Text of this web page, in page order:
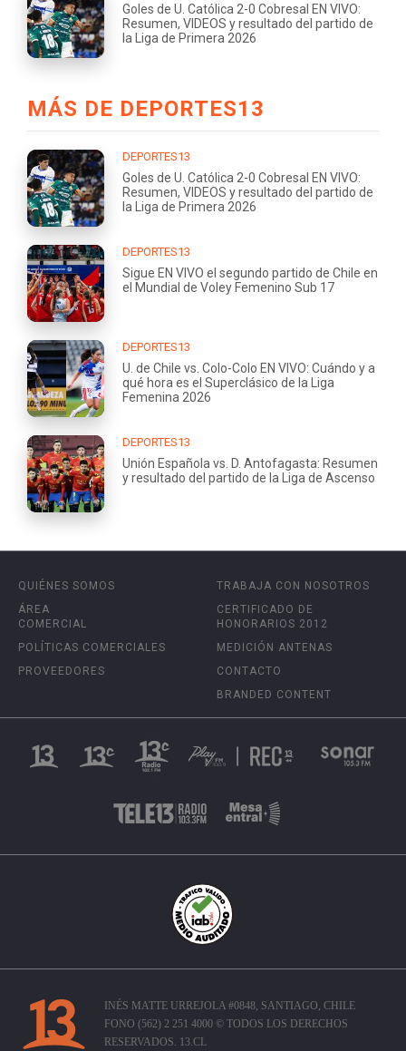
Goles de U. Católica 2-0 Cobresal EN VIVO:
Resumen, VIDEOS y resultado del partido de
la Liga de Primera 2026
MÁS DE DEPORTES13
DEPORTES13
Goles de U. Católica 2-0 Cobresal EN VIVO:
Resumen, VIDEOS y resultado del partido de
la Liga de Primera 2026
DEPORTES13
Sigue EN VIVO el segundo partido de Chile en
el Mundial de Voley Femenino Sub 17
DEPORTES13
U. de Chile vs. Colo-Colo EN VIVO: Cuándo y a
qué hora es el Superclásico de la Liga
Femenina 2026
DEPORTES13
Unión Española vs. D. Antofagasta: Resumen
y resultado del partido de la Liga de Ascenso
QUIÉNES SOMOS
ÁREA
COMERCIAL
POLÍTICAS COMERCIALES
PROVEEDORES
TRABAJA CON NOSOTROS
CERTIFICADO DE
HONORARIOS 2012
MEDICIÓN ANTENAS
CONTACTO
BRANDED CONTENT
INÉS MATTE URREJOLA #0848, SANTIAGO, CHILE
FONO (562) 2 251 4000 © TODOS LOS DERECHOS
RESERVADOS. 13.CL